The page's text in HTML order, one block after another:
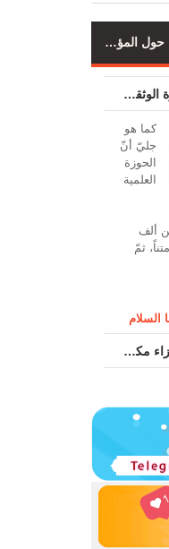
حول المؤسسة
وجیزة عن کتاب «العروة الوثقی والتعلیقات علیها»
کما هو
جليّ أنّ
الحوزة
العلمیة
ألف
ثمّ
السلام
تقرير مصوّر - موكب عزاء مکتب سماحة اية الله السيد مرتضى الموسوي الاصفهاني في يوم إستشهاد السيدة فاطم...